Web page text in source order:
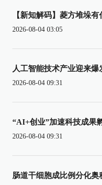
【新知解码】菱方堆垛有
2026-08-04 03:05
人工智能技术产业迎来爆
2026-08-04 09:31
“AI+创业”加速科技成果
2026-08-04 09:31
肠道干细胞成比例分化奥